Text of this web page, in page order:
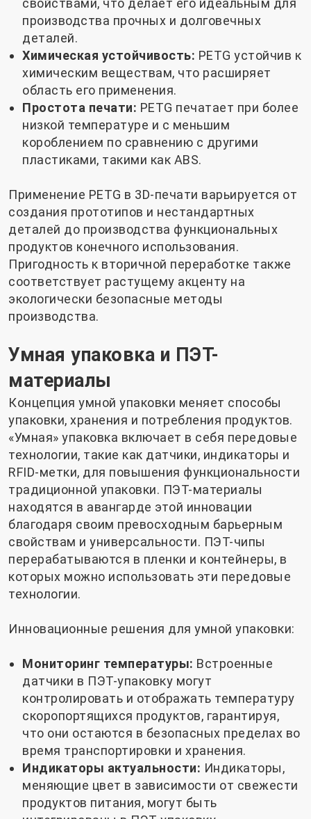
производства прочных и долговечных
деталей.
Химическая устойчивость: PETG устойчив к
химическим веществам, что расширяет
область его применения.
Простота печати: PETG печатает при более
низкой температуре и с меньшим
короблением по сравнению с другими
пластиками, такими как ABS.
Применение PETG в 3D-печати варьируется от
создания прототипов и нестандартных
деталей до производства функциональных
продуктов конечного использования.
Пригодность к вторичной переработке также
соответствует растущему акценту на
экологически безопасные методы
производства.
Умная упаковка и ПЭТ-
материалы
Концепция умной упаковки меняет способы
упаковки, хранения и потребления продуктов.
«Умная» упаковка включает в себя передовые
технологии, такие как датчики, индикаторы и
RFID-метки, для повышения функциональности
традиционной упаковки. ПЭТ-материалы
находятся в авангарде этой инновации
благодаря своим превосходным барьерным
свойствам и универсальности. ПЭТ-чипы
перерабатываются в пленки и контейнеры, в
которых можно использовать эти передовые
технологии.
Инновационные решения для умной упаковки:
Мониторинг температуры: Встроенные
датчики в ПЭТ-упаковку могут
контролировать и отображать температуру
скоропортящихся продуктов, гарантируя,
что они остаются в безопасных пределах во
время транспортировки и хранения.
Индикаторы актуальности: Индикаторы,
меняющие цвет в зависимости от свежести
продуктов питания, могут быть